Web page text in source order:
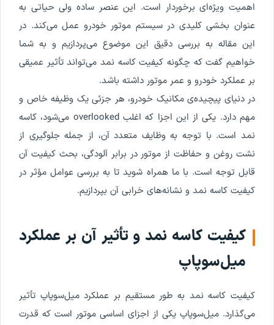
اهمیت ویژه‌ای برخوردار است. این عنصر ساده ولی حیاتی به
عنوان بخشی کلیدی در سیستم موتور خودرو عمل می‌کند. در
این مقاله به بررسی دقیق این موضوع می‌پردازیم و به شما
خواهیم گفت که چگونه کیفیت کاسه‌ نمد می‌تواند تأثیر عمیقی
بر عملکرد خودرو و عمر موتور داشته باشد.
در دنیای پیچیده‌ی مکانیک خودرو، هر جزئی یک وظیفه خاص و
مهم دارد. یکی از این اجزا که اغلب overlooked می‌شود، کاسه‌
نمد است. با توجه به وظایف متعدد آن، از جمله جلوگیری از
نشت روغن و حفاظت از موتور در برابر آلودگی، بحث کیفیت آن
قابل توجه است. با ما همراه شوید تا به بررسی عوامل مؤثر در
کیفیت کاسه‌ نمد و نشانه‌های خرابی آن بپردازیم.
کیفیت کاسه‌ نمد و تأثیر آن بر عملکرد
میل‌سوپاپ
کیفیت کاسه‌ نمد به طور مستقیم بر عملکرد میل‌سوپاپ تأثیر
می‌گذارد. میل‌سوپاپ یکی از اجزای اساسی موتور است که قدرت